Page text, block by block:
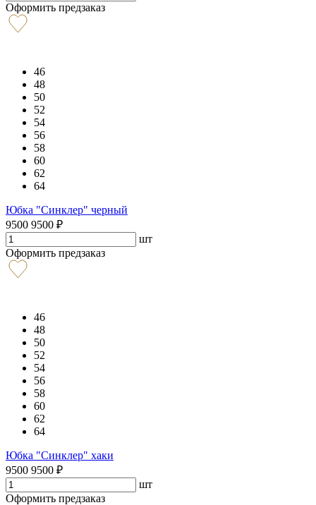
Оформить предзаказ
46
48
50
52
54
56
58
60
62
64
Юбка "Синклер" черный
9500 9500 ₽
шт
Оформить предзаказ
46
48
50
52
54
56
58
60
62
64
Юбка "Синклер" хаки
9500 9500 ₽
шт
Оформить предзаказ